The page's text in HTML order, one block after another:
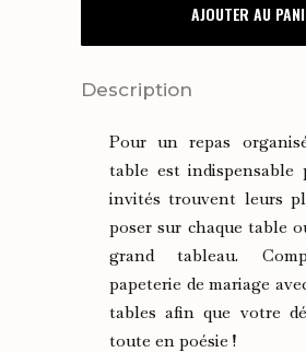
TABLE
SPRINGS
quantity
AJOUTER AU
Description
Pour un repas
table est indispensable
invités trouvent leurs
poser sur chaque table
grand tableau.
papeterie de mariage
tables afin que votre
toute en poésie !